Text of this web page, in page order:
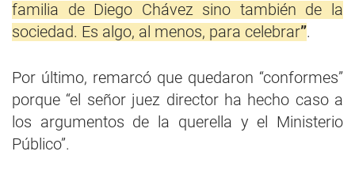
familia de Diego Chávez sino también de la
sociedad. Es algo, al menos, para celebrar”.
Por último, remarcó que quedaron “conformes”
porque “el señor juez director ha hecho caso a
los argumentos de la querella y el Ministerio
Público”.